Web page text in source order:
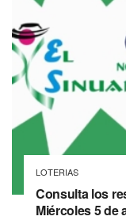
LOTERIAS
Consulta los
Miércoles 5 de